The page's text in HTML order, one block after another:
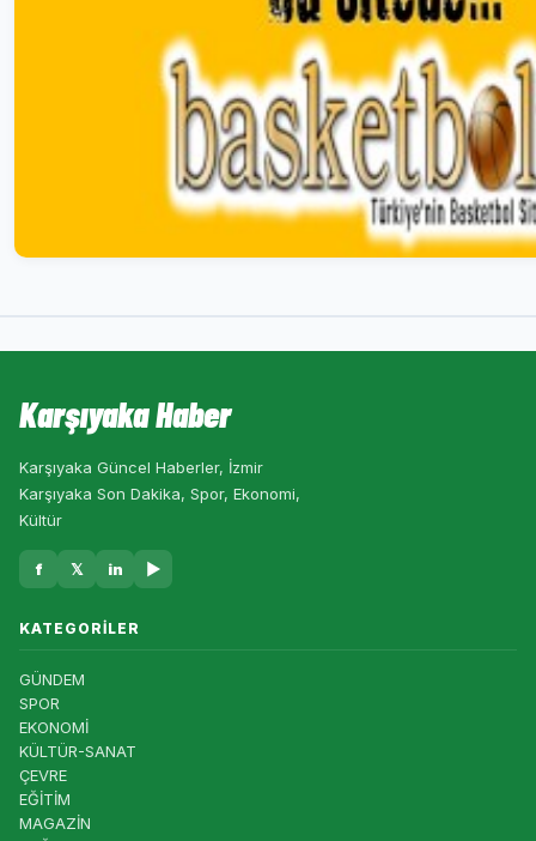
Karşıyaka Haber
Karşıyaka Güncel Haberler, İzmir
Karşıyaka Son Dakika, Spor, Ekonomi,
Kültür
f 𝕏 in ▶
KATEGORILER
GÜNDEM
SPOR
EKONOMİ
KÜLTÜR-SANAT
ÇEVRE
EĞİTİM
MAGAZİN